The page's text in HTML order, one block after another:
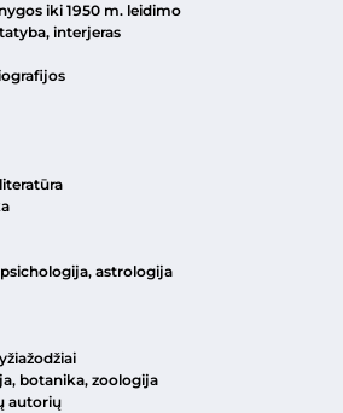
iki 1950 m. leidimo
interjeras
astrologija
botanika, zoologija
autorių